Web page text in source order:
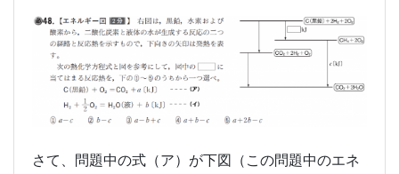
さて、問題中の式（ア）が下図（この問題中のエネ